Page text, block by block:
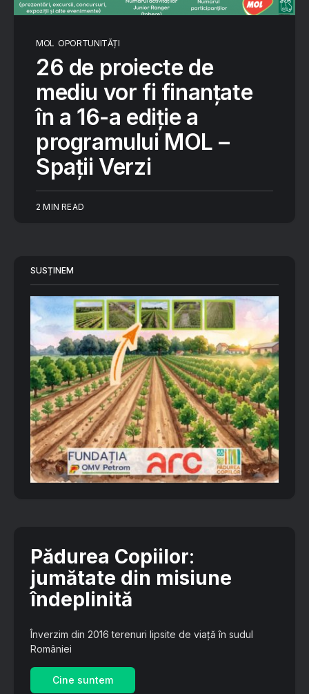
MOL OPORTUNITĂȚI
26 de proiecte de
mediu vor fi finanțate
în a 16-a ediție a
programului MOL –
Spații Verzi
2 MIN READ
SUSȚINEM
Pădurea Copiilor:
jumătate din misiune
îndeplinită
Înverzim din 2016 terenuri lipsite de viață în sudul
României
Cine suntem